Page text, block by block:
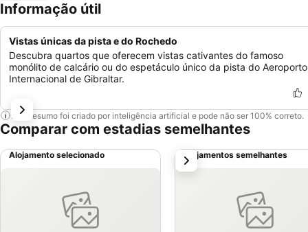
Informação útil
Vistas únicas da pista e do Rochedo
Descubra quartos que oferecem vistas cativantes do famoso
monólito de calcário ou do espetáculo único da pista do Aeroporto
Internacional de Gibraltar.
Este resumo foi criado por inteligência artificial e pode não ser 100% correto.
Comparar com estadias semelhantes
Alojamento selecionado Alojamentos semelhantes
próximo